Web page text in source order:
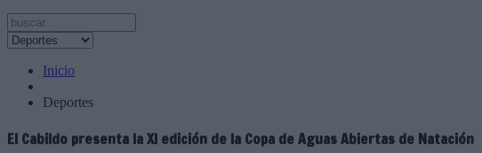
Inicio
Deportes
El Cabildo presenta la XI edición de la Copa de Aguas Abiertas de Natación